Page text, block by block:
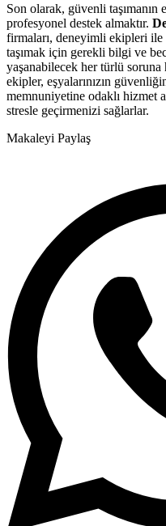
Son olarak, güvenli
profesyonel destek almaktır.
firmaları, deneyimli ekipleri ile
taşımak için gerekli bilgi ve
yaşanabilecek her türlü soruna
ekipler, eşyalarınızın
memnuniyetine odaklı hizmet
stresle geçirmenizi sağlarlar.
Makaleyi Paylaş